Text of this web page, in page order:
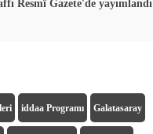
Resmî Gazete'de yayımlandı
iddaa Programı Galatasaray